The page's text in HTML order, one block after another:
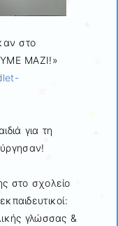
στο
ΜΑΖΙ!»
για τη
στο σχολείο
γλώσσας &